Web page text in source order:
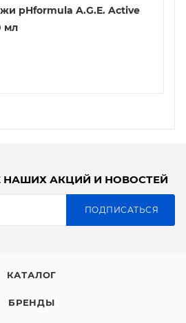
pHformula A.G.E. Active
мл
НАШИХ АКЦИЙ И НОВОСТЕЙ
ПОДПИСАТЬСЯ
КАТАЛОГ
БРЕНДЫ